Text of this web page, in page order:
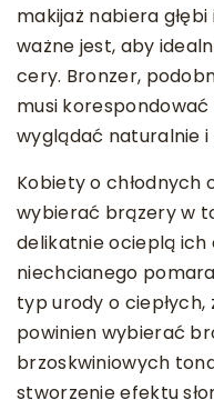
makijaż nabiera
ważne jest, aby
cery. Bronzer,
musi
wyglądać naturalnie
Kobiety o chłodnych
wybierać brązery w
delikatnie ocieplą ich
niechcianego
typ urody o
powinien wybierać
brzoskwiniowych
stworzenie efektu